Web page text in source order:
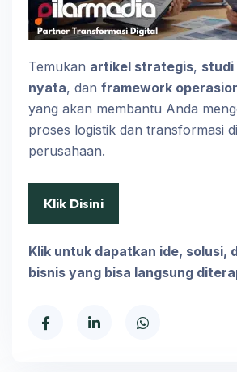
Temukan artikel strategis, studi
nyata, dan framework
yang akan membantu Anda
proses logistik dan transformasi
perusahaan.
Klik Disini
Klik untuk dapatkan ide, solusi,
bisnis yang bisa langsung